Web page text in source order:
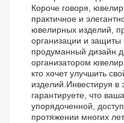
Короче говоря,
практичное и
ювелирных изделий,
организации и
продуманный дизайн
организатором
кто хочет улучшить
изделий.Инвестируя в
гарантируете, что
упорядоченной,
протяжении многих